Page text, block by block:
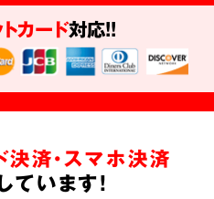
カード対応!!
決済・スマホ決済
ています!